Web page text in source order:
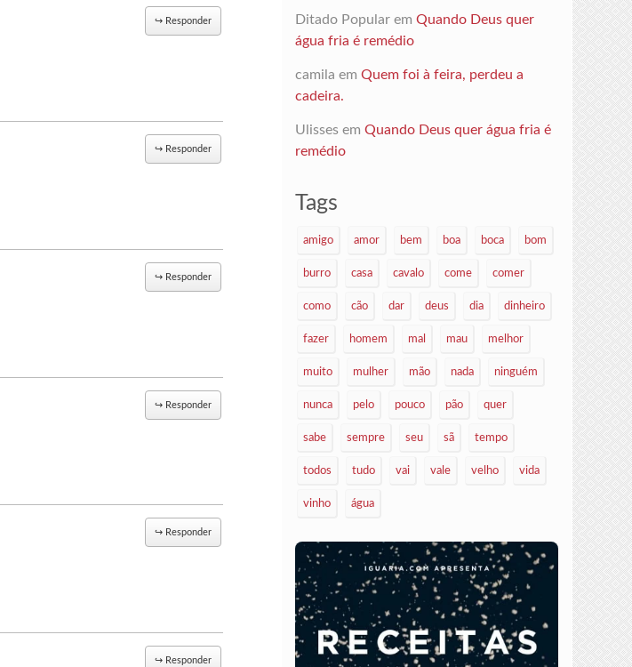
↪ Responder
↪ Responder
↪ Responder
↪ Responder
↪ Responder
↪ Responder
Ditado Popularem Quando Deus quer
água fria é remédio
camila em Quem foi à feira, perdeu a
cadeira.
Ulissesem Quando Deus quer água fria é
remédio
Tags
amigo amor bem boa boca bom
burro casa cavalo come comer
como cão dar deus dia dinheiro
fazer homem mal mau melhor
muito mulher mão nada ninguém
nunca pelo pouco pão quer
sabe sempre seu sã tempo
todos tudo vai vale velho vida
vinho água